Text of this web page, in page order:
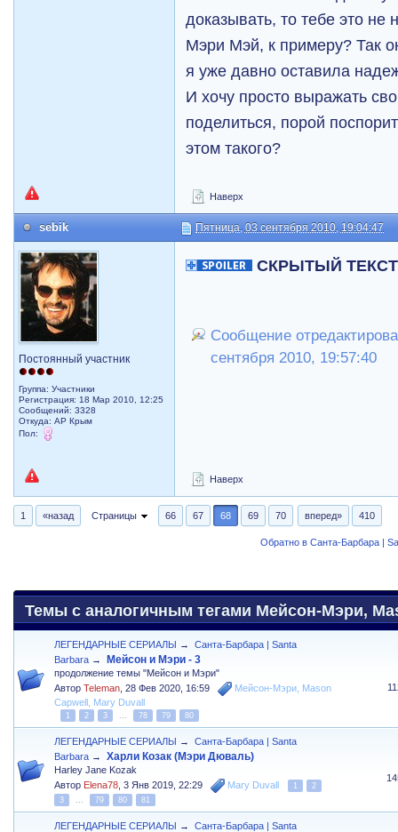
доказывать, то тебе это не
Mэри Mэй, к примеру? Так
я уже давно оставила
И хочу просто выражать
поделиться, порой
этом такого?
Наверх
sebik Пятница, 03 сентября 2010, 19:04:47
Постоянный участник
Группа: Участники
Регистрация: 18 Мар 2010, 12:25
Сообщений: 3328
Откуда: АР Крым
Пол:
СКРЫТЫЙ ТЕКСТ
Сообщение
сентября 2010, 19:57:40
Наверх
1 «назад Страницы 66 67 68 69 70 вперед» 410
Обратно в Санта-Барбара |
Темы с аналогичным тегами Мейсон-Мэри,
ЛЕГЕНДАРНЫЕ СЕРИАЛЫ →
Санта-Барбара | Santa
Barbara → Мейсон и Мэри - 3
продолжение темы "Мейсон и Мэри"
АвторTeleman ,28 Фев 2020, 16:59 Мейсон-Мэри Mason
Capwell Mary Duvall
1 2 3 ... 78 79 80
ЛЕГЕНДАРНЫЕ СЕРИАЛЫ →
Санта-Барбара | Santa
Barbara → Харли Козак (Мэри Дюваль)
Harley Jane Kozak
Автор Elena78 ,3 Янв 2019, 22:29 Mary Duvall 1
2
3
... 79 80 81
ЛЕГЕНДАРНЫЕ СЕРИАЛЫ →
Санта-Барбара | Santa